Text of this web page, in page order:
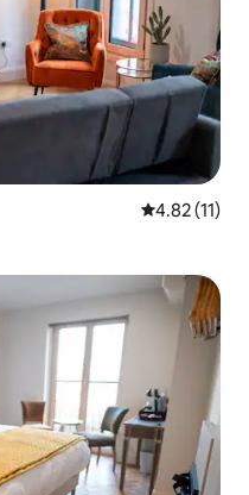
औसत रेटिंग 5 में
4.82 (11)